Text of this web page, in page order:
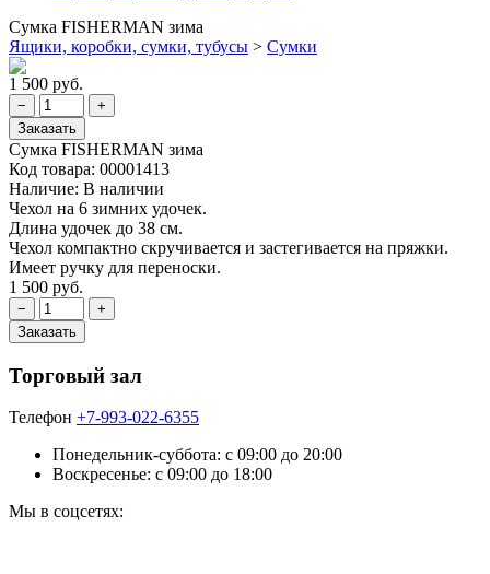
Сумка FISHERMAN зима
Ящики, коробки, сумки, тубусы > Сумки
1 500 руб.
Сумка FISHERMAN зима
Код товара: 00001413
Наличие: В наличии
Чехол на 6 зимних удочек.
Длина удочек до 38 см.
Чехол компактно скручивается и застегивается на пряжки.
Имеет ручку для переноски.
1 500 руб.
Торговый зал
Телефон +7-993-022-6355
Понедельник-суббота: c 09:00 до 20:00
Воскресенье: с 09:00 до 18:00
Мы в соцсетях: